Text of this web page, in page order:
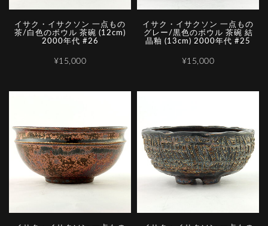
イサク・イサクソン 一点もの
茶/白色のボウル 茶碗 (12cm)
2000年代 #26
¥15,000
イサク・イサクソン 一点もの
グレー/黒色のボウル 茶碗 結
晶釉 (13cm) 2000年代 #25
¥15,000